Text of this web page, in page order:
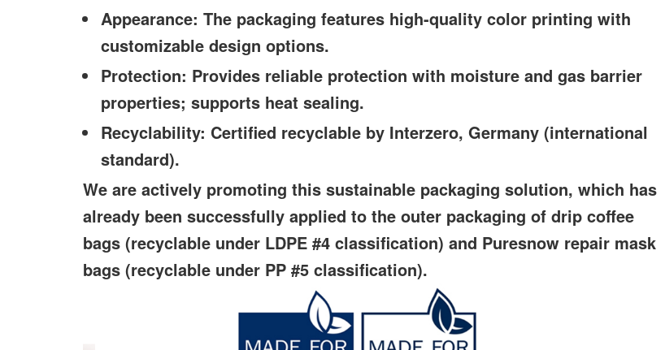
Appearance: The packaging features high-quality color printing with
customizable design options.
Protection: Provides reliable protection with moisture and gas barrier
properties; supports heat sealing.
Recyclability: Certified recyclable by Interzero, Germany (international
standard).
We are actively promoting this sustainable packaging solution, which has
already been successfully applied to the outer packaging of drip coffee
bags (recyclable under LDPE #4 classification) and Puresnow repair mask
bags (recyclable under PP #5 classification).